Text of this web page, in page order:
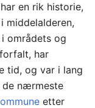
en rik historie,
middelalderen,
områdets og
har
tid, og var i lang
nærmeste
etter